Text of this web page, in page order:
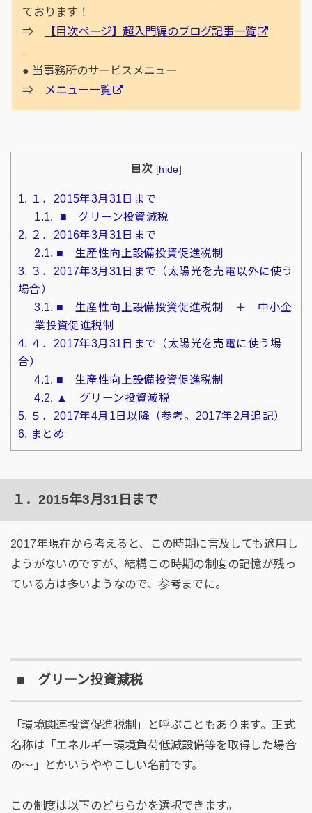
ております！
⇒
【目次ページ】超入門編のブログ記事一覧
.
● 当事務所のサービスメニュー
⇒
メニュー一覧
目次 [hide]
1. １．2015年3月31日まで
1.1.
■ グリーン投資減税
2. ２．2016年3月31日まで
2.1. ■ 生産性向上設備投資促進税制
3. ３．2017年3月31日まで（太陽光を売電以外に使う
場合）
3.1. ■ 生産性向上設備投資促進税制 ＋ 中小企
業投資促進税制
4. ４．2017年3月31日まで（太陽光を売電に使う場
合）
4.1. ■ 生産性向上設備投資促進税制
4.2. ▲ グリーン投資減税
5. ５．2017年4月1日以降（参考。2017年2月追記）
6. まとめ
１．2015年3月31日まで
2017年現在から考えると、この時期に言及しても適用し
ようがないのですが、結構この時期の制度の記憶が残っ
ている方は多いようなので、参考までに。
■ グリーン投資減税
「環境関連投資促進税制」と呼ぶこともあります。正式
名称は「エネルギー環境負荷低減設備等を取得した場合
の～」とかいうややこしい名前です。
この制度は以下のどちらかを選択できます。